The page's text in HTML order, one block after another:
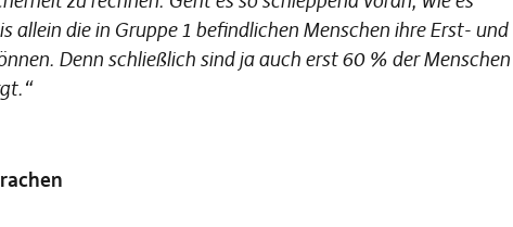
allein die in Gruppe 1 befindlichen Menschen ihre Erst- und
Denn schließlich sind ja auch erst 60 % der Menschen